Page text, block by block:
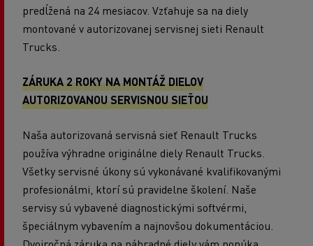
predĺžená na 24 mesiacov. Vzťahuje sa na diely
montované v autorizovanej servisnej sieti Renault
Trucks.
ZÁRUKA 2 ROKY NA MONTÁŽ DIELOV
AUTORIZOVANOU SERVISNOU SIEŤOU
Naša autorizovaná servisná sieť Renault Trucks
používa výhradne originálne diely Renault Trucks.
Všetky servisné úkony sú vykonávané kvalifikovanými
profesionálmi, ktorí sú pravidelne školení. Naše
servisy sú vybavené diagnostickými softvérmi,
špeciálnym vybavením a najnovšou dokumentáciou.